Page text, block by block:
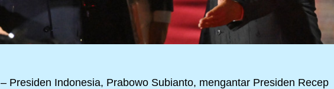
– Presiden Indonesia, Prabowo Subianto, mengantar Presiden Recep